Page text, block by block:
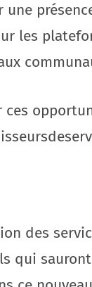
une
les
ces
des
qui